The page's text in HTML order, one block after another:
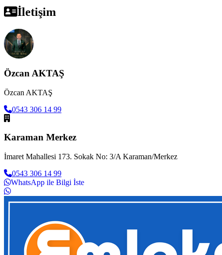
İletişim
Özcan AKTAŞ
Özcan AKTAŞ
0543 306 14 99
Karaman Merkez
İmaret Mahallesi 173. Sokak No: 3/A Karaman/Merkez
0543 306 14 99
WhatsApp ile Bilgi İste